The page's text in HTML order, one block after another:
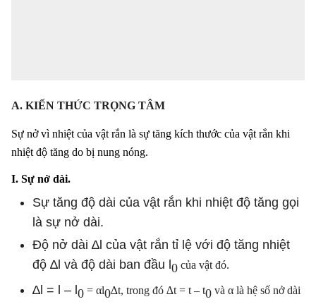
A. KIẾN THỨC TRỌNG TÂM
Sự nở vì nhiệt của vật rắn là sự tăng kích thước của vật rắn khi
nhiệt độ tăng do bị nung nóng.
I. Sự nở dài.
Sự tăng độ dài của vật rắn khi nhiệt độ tăng gọi
là sự nở dài.
Độ nở dài ∆l của vật rắn tỉ lệ với độ tăng nhiệt
độ ∆l và độ dài ban đầu l0 của vật đó.
∆l = l – l 0 = αl0∆t, trong đó ∆t = t – t0 và α là hệ số nở dài